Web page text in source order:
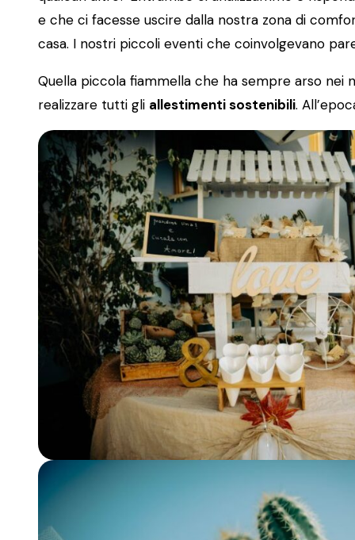
e che ci facesse uscire dalla nostra zona di
casa. I nostri piccoli eventi che coinvolgevano
Quella piccola fiammella che ha sempre arso nei
realizzare tutti gli allestimenti sostenibili.